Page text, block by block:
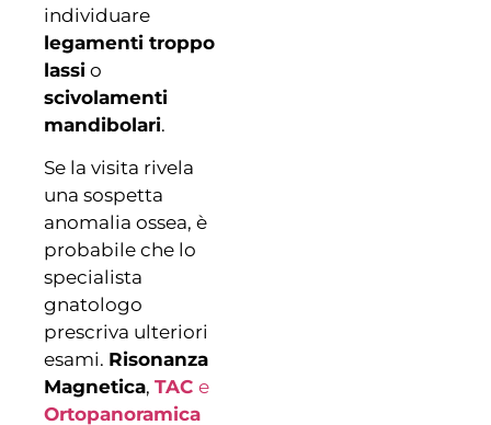
individuare
legamenti troppo
lassi o
scivolamenti
mandibolari.
Se la visita rivela
una sospetta
anomalia ossea, è
probabile che lo
specialista
gnatologo
prescriva ulteriori
esami. Risonanza
Magnetica, TAC e
Ortopanoramica